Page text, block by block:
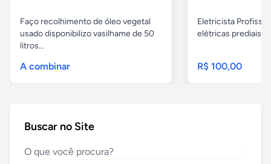
Faço recolhimento de óleo vegetal
usado disponibilizo vasilhame de 50
litros...
A combinar
Eletricista
elétricas prediais e
R$ 100,00
Buscar no Site